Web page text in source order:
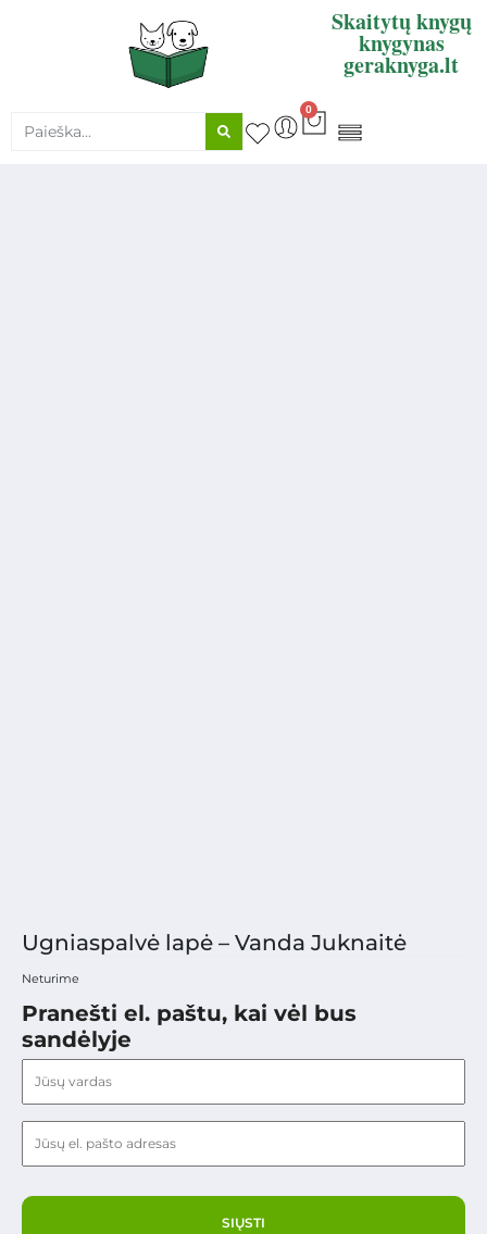
Skaitytų knygų
knygynas
geraknyga.lt
0
Ugniaspalvė lapė – Vanda Juknaitė
Neturime
Pranešti el. paštu, kai vėl bus
sandėlyje